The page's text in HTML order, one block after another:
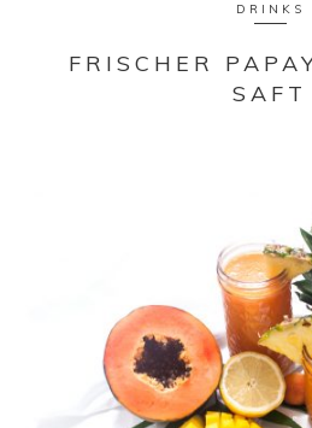
DRINKS
FRISCHER
SAFT